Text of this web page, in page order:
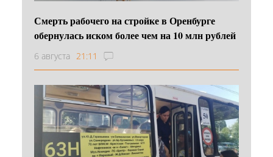
Смерть рабочего на стройке в Оренбурге
обернулась иском более чем на 10 млн рублей
6 августа 21:11